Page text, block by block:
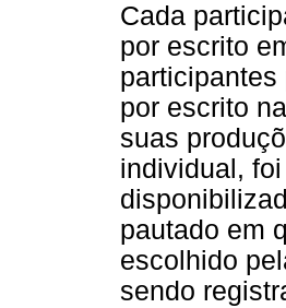
Cada
por escrito
por escrito
suas
individual,
pautado em
escolhido
sendo